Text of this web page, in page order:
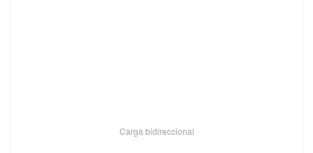
Carga bidireccional